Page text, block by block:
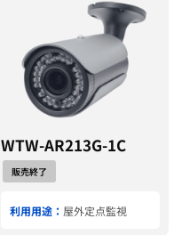
WTW-AR213G-1C
販売終了
利用用途： 屋外定点監視